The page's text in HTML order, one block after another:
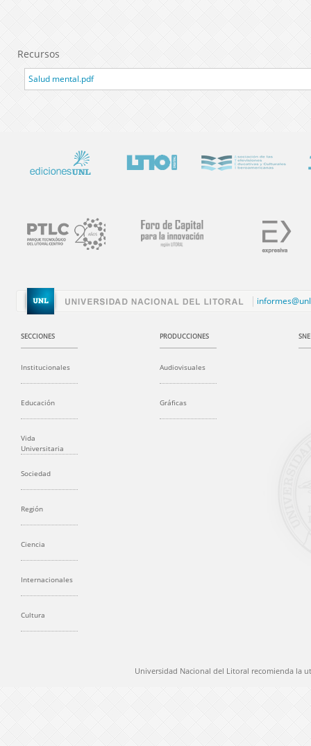
Recursos
Salud mental.pdf
SECCIONES
Institucionales
Educación
Vida
Universitaria
Sociedad
Región
Ciencia
Internacionales
Cultura
PRODUCCIONES
Audiovisuales
Gráficas
SNE
Universidad Nacional del Litoral recomienda la
@ 2012 Universidad